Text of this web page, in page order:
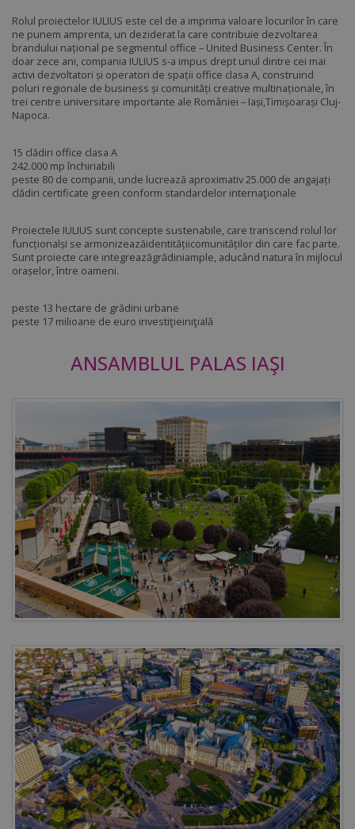
Rolul proiectelor IULIUS este cel de a imprima valoare locurilor în care
ne punem amprenta, un deziderat la care contribuie dezvoltarea
brandului național pe segmentul office – United Business Center. În
doar zece ani, compania IULIUS s-a impus drept unul dintre cei mai
activi dezvoltatori și operatori de spații office clasa A, construind
poluri regionale de business și comunități creative multinaționale, în
trei centre universitare importante ale României – Iași,Timișoarași Cluj-
Napoca.
15 clădiri office clasa A
242.000 mp închiriabili
peste 80 de companii, unde lucrează aproximativ 25.000 de angajați
clădiri certificate green conform standardelor internaţionale
Proiectele IULIUS sunt concepte sustenabile, care transcend rolul lor
funcționalși se armonizeazăidentitățiicomunităților din care fac parte.
Sunt proiecte care integreazăgrădiniample, aducând natura în mijlocul
orașelor, între oameni.
peste 13 hectare de grădini urbane
peste 17 milioane de euro investiţieiniţială
ANSAMBLUL PALAS IAŞI